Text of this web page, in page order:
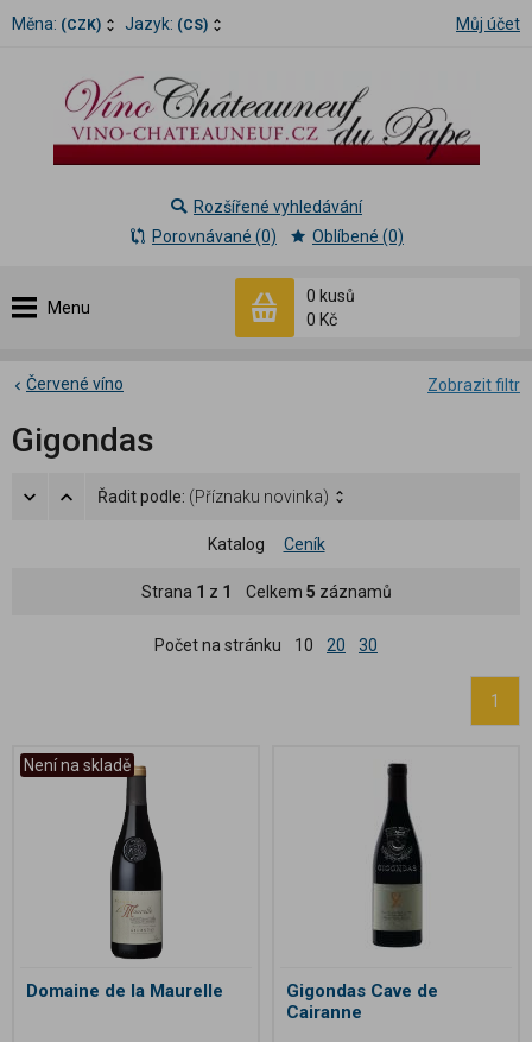
Měna: (CZK) Jazyk: (CS) Můj účet
Menu
0 kusů
0 Kč
Rozšířené vyhledávání
Porovnávané (0)
Oblíbené (0)
Zobrazit filtr
Červené víno
Gigondas
Řadit podle: (Příznaku novinka)
Katalog Ceník
Strana 1 z 1 Celkem 5 záznamů
Počet na stránku 10 20 30
1
Není na skladě
Domaine de la Maurelle
Gigondas Cave de
Cairanne